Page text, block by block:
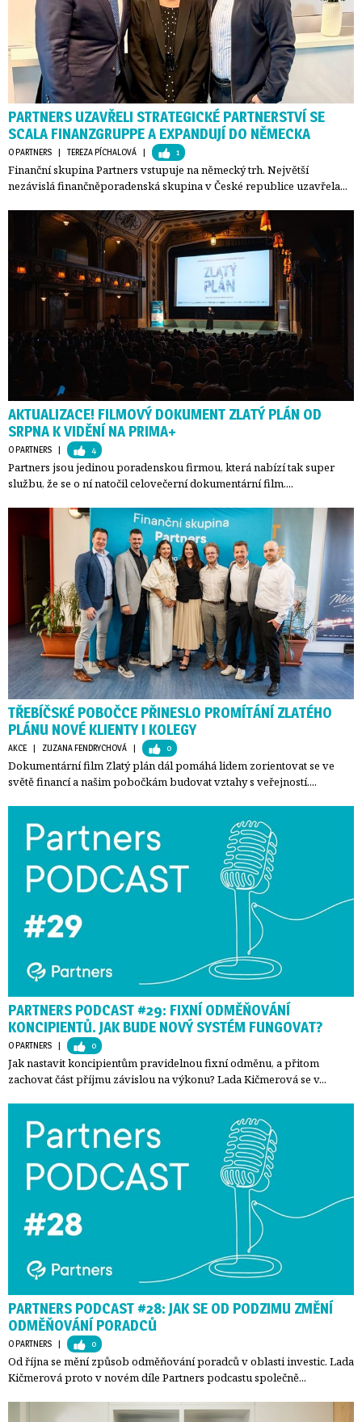
PARTNERS UZAVŘELI STRATEGICKÉ PARTNERSTVÍ SE
SCALA FINANZGRUPPE A EXPANDUJÍ DO NĚMECKA
O PARTNERS | TEREZA PÍCHALOVÁ | 1
Finanční skupina Partners vstupuje na německý trh. Největší
nezávislá finančněporadenská skupina v České republice uzavřela...
AKTUALIZACE! FILMOVÝ DOKUMENT ZLATÝ PLÁN OD
SRPNA K VIDĚNÍ NA PRIMA+
O PARTNERS | 4
Partners jsou jedinou poradenskou firmou, která nabízí tak super
službu, že se o ní natočil celovečerní dokumentární film....
TŘEBÍČSKÉ POBOČCE PŘINESLO PROMÍTÁNÍ ZLATÉHO
PLÁNU NOVÉ KLIENTY I KOLEGY
AKCE | ZUZANA FENDRYCHOVÁ | 0
Dokumentární film Zlatý plán dál pomáhá lidem zorientovat se ve
světě financí a našim pobočkám budovat vztahy s veřejností....
PARTNERS PODCAST #29: FIXNÍ ODMĚŇOVÁNÍ
KONCIPIENTŮ. JAK BUDE NOVÝ SYSTÉM FUNGOVAT?
O PARTNERS | 0
Jak nastavit koncipientům pravidelnou fixní odměnu, a přitom
zachovat část příjmu závislou na výkonu? Lada Kičmerová se v...
PARTNERS PODCAST #28: JAK SE OD PODZIMU ZMĚNÍ
ODMĚŇOVÁNÍ PORADCŮ
O PARTNERS | 0
Od října se mění způsob odměňování poradců v oblasti investic. Lada
Kičmerová proto v novém díle Partners podcastu společně...